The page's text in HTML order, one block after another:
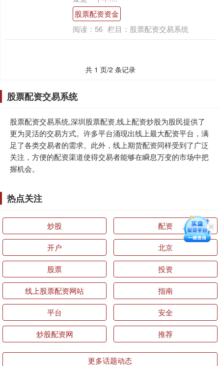
股票配资资金
阅读： 56 栏目： 股票配资交易系统
共 1 页/2 条记录
股票配资交易系统
股票配资交易系统,深圳股票配资,线上配资炒股为股民提供了
更为灵活的交易方式。许多平台涌现出线上最大配资平台，满
足了各类交易者的需求。此外，线上期货配资同样受到了广泛
关注，方便的配资渠道使得交易者能够在瞬息万变的市场中把
握机会。
热点关注
炒股 配资
开户 北京
股票 投资
线上股票配资网站 指南
平台 安全
炒股配资网 推荐
更多话题动态